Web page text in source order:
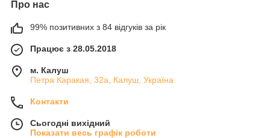
Про нас
99% позитивних з 84 відгуків за рік
Працює з 28.05.2018
м. Калуш
Петра Каракая, 32а, Калуш, Україна
Контакти
Сьогодні вихідний
Показати весь графік роботи